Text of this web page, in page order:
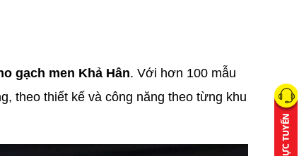
gạch men Khả Hân. Với hơn 100 mẫu
theo thiết kế và công năng theo từng khu